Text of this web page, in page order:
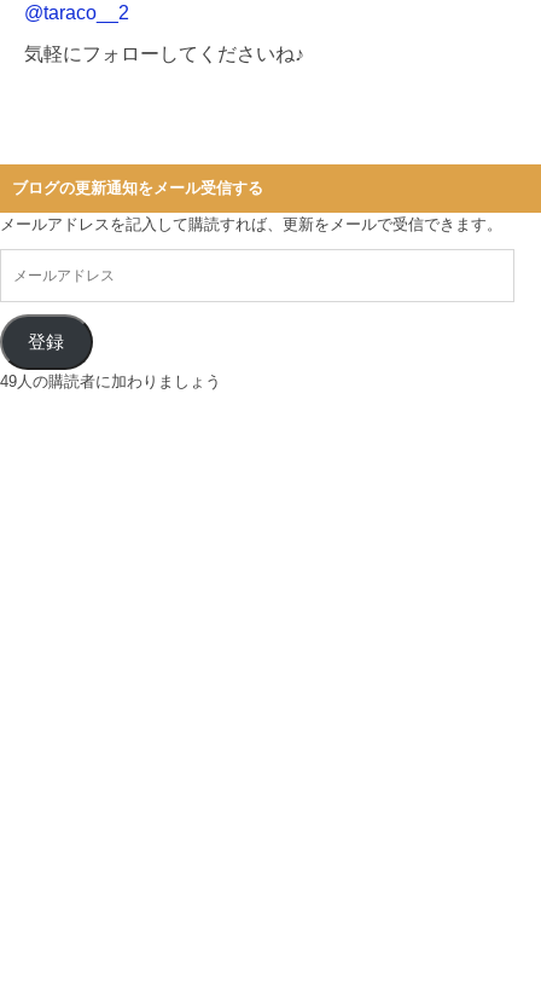
@taraco__2
気軽にフォローしてくださいね♪
ブログの更新通知をメール受信する
メールアドレスを記入して購読すれば、更新をメールで受信できます。
登録
49人の購読者に加わりましょう